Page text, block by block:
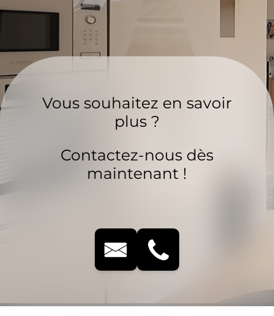
Vous souhaitez en savoir
plus ?
Contactez-nous dès
maintenant !